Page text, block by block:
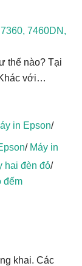
7460DN,
thế nào? Tại
với…
in Epson/
/ Máy in
hai đèn đỏ/
đếm
khai. Các